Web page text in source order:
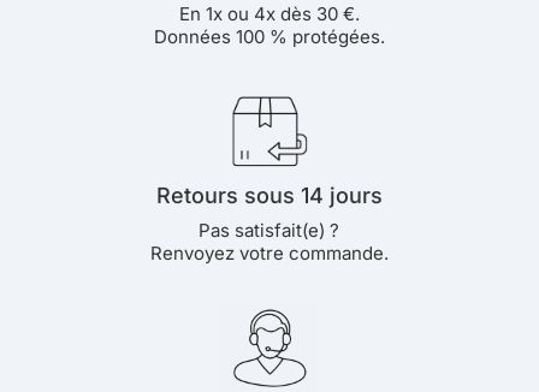
En 1x ou 4x dès 30 €.
Données 100 % protégées.
Retours sous 14 jours
Pas satisfait(e) ?
Renvoyez votre commande.